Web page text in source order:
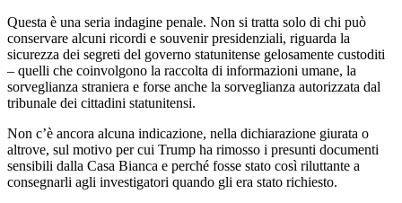
Questa è una seria indagine penale. Non si tratta solo di chi può
conservare alcuni ricordi e souvenir presidenziali, riguarda la
sicurezza dei segreti del governo statunitense gelosamente custoditi
– quelli che coinvolgono la raccolta di informazioni umane, la
sorveglianza straniera e forse anche la sorveglianza autorizzata dal
tribunale dei cittadini statunitensi.
Non c’è ancora alcuna indicazione, nella dichiarazione giurata o
altrove, sul motivo per cui Trump ha rimosso i presunti documenti
sensibili dalla Casa Bianca e perché fosse stato così riluttante a
consegnarli agli investigatori quando gli era stato richiesto.